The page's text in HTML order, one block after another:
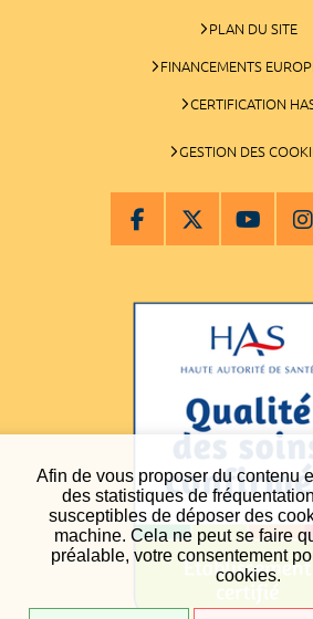
Afin de vous proposer du contenu
des statistiques de
susceptibles de déposer des
machine. Cela ne peut se faire
préalable, votre consentement
cookies.
PLAN DU SITE
FINANCEMENTS
CERTIFICATION
GESTION DES